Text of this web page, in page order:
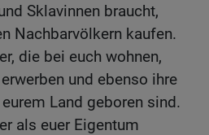
Sklavinnen braucht,
Nachbarvölkern kaufen.
die bei euch wohnen,
und ebenso ihre
Land geboren sind.
als euer Eigentum